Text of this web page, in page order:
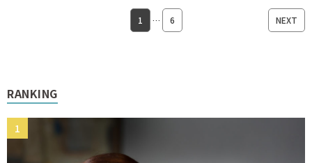
1 … 6 NEXT
RANKING